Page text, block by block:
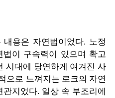
용은 자연법이었다. 노정
이 구속력이 있으며 확고
시대에 당연하게 여겨진 사
으로 느껴지는 로크의 자연
지었다. 일상 속 부조리에